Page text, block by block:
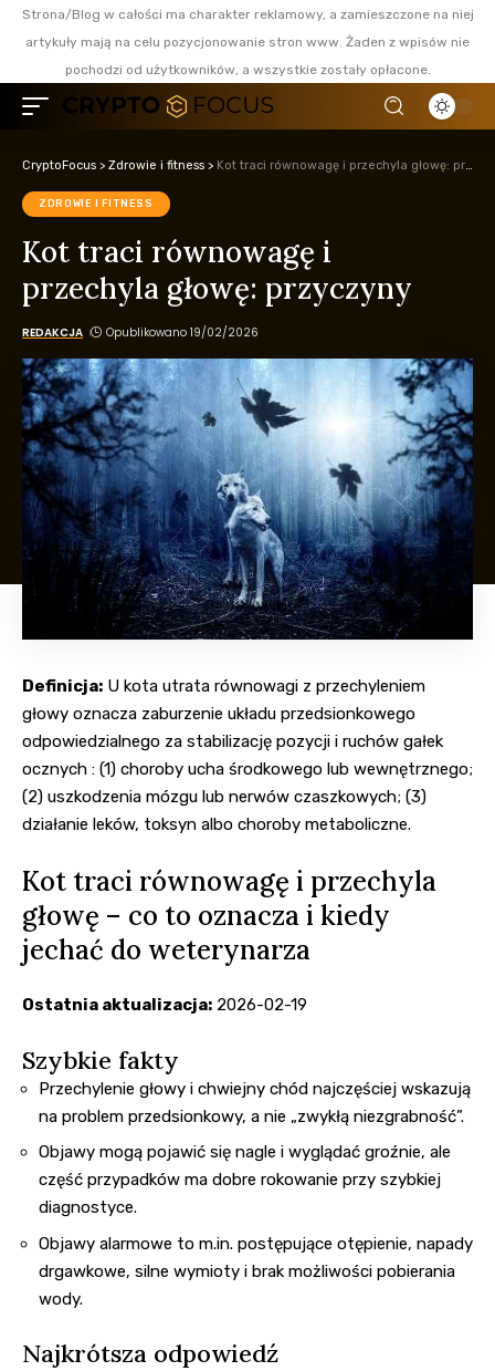
Strona/Blog w całości ma charakter reklamowy, a zamieszczone na niej
artykuły mają na celu pozycjonowanie stron www. Żaden z wpisów nie
pochodzi od użytkowników, a wszystkie zostały opłacone.
CryptoFocus > Zdrowie i fitness > Kot traci równowagę i przechyla głowę: przyczyny
ZDROWIE I FITNESS
Kot traci równowagę i
przechyla głowę: przyczyny
REDAKCJA Opublikowano 19/02/2026
Definicja: U kota utrata równowagi z przechyleniem
głowy oznacza zaburzenie układu przedsionkowego
odpowiedzialnego za stabilizację pozycji i ruchów gałek
ocznych : (1) choroby ucha środkowego lub wewnętrznego;
(2) uszkodzenia mózgu lub nerwów czaszkowych; (3)
działanie leków, toksyn albo choroby metaboliczne.
Kot traci równowagę i przechyla
głowę – co to oznacza i kiedy
jechać do weterynarza
Ostatnia aktualizacja: 2026-02-19
Szybkie fakty
Przechylenie głowy i chwiejny chód najczęściej wskazują
na problem przedsionkowy, a nie „zwykłą niezgrabność”.
Objawy mogą pojawić się nagle i wyglądać groźnie, ale
część przypadków ma dobre rokowanie przy szybkiej
diagnostyce.
Objawy alarmowe to m.in. postępujące otępienie, napady
drgawkowe, silne wymioty i brak możliwości pobierania
wody.
Najkrótsza odpowiedź